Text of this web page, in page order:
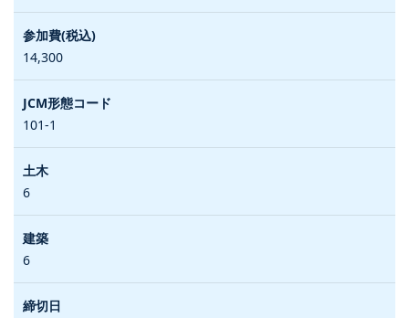
14,300
101-1
6
6